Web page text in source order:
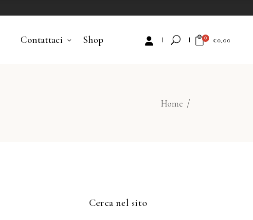
Contattaci Shop 0 €0,00
Home /
Cerca nel sito